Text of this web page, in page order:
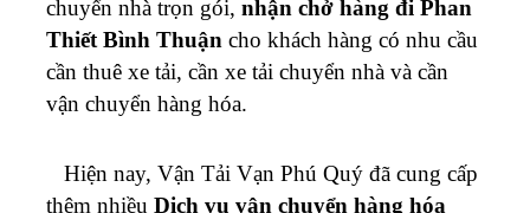
chuyển nhà trọn gói, nhận chở hàng đi Phan
Thiết Bình Thuận cho khách hàng có nhu cầu
cần thuê xe tải, cần xe tải chuyển nhà và cần
vận chuyển hàng hóa.
Hiện nay, Vận Tải Vạn Phú Quý đã cung cấp
thêm nhiều Dịch vụ vận chuyển hàng hóa